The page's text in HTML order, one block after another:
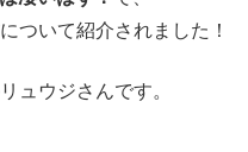
ついて紹介されました！
ュウジさんです。